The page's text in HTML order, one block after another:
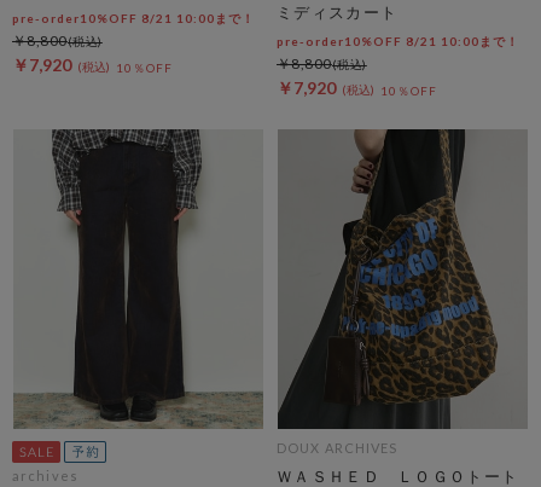
pre-order10%OFF 8/21 10:00まで！
￥7,920 10％OFF
￥8,800
ミディスカート
pre-order10%OFF 8/21 10:00まで！
￥7,920 10％OFF
￥8,800
archives
DOUX ARCHIVES
ＷＡＳＨＥＤ ＬＯＧＯトート